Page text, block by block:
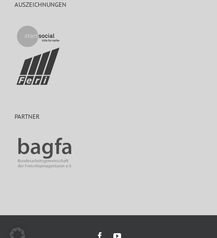
AUSZEICHNUNGEN
PARTNER
FacebookYouTube